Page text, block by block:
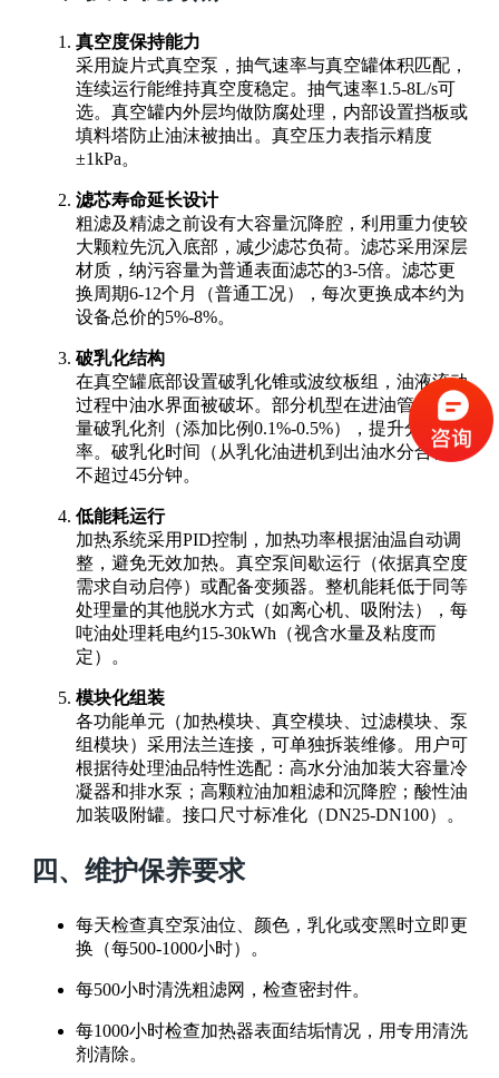
真空度保持能力
采用旋片式真空泵，抽气速率与真空罐体积匹配，
连续运行能维持真空度稳定。抽气速率1.5-8L/s可
选。真空罐内外层均做防腐处理，内部设置挡板或
填料塔防止油沫被抽出。真空压力表指示精度
±1kPa。
滤芯寿命延长设计
粗滤及精滤之前设有大容量沉降腔，利用重力使较
大颗粒先沉入底部，减少滤芯负荷。滤芯采用深层
材质，纳污容量为普通表面滤芯的3-5倍。滤芯更
换周期6-12个月（普通工况），每次更换成本约为
设备总价的5%-8%。
破乳化结构
在真空罐底部设置破乳化锥或波纹板组，油液流动
过程中油水界面被破坏。部分机型在进油管注入少
量破乳化剂（添加比例0.1%-0.5%），提升分离效
率。破乳化时间（从乳化油进机到出油水分合格）
不超过45分钟。
低能耗运行
加热系统采用PID控制，加热功率根据油温自动调
整，避免无效加热。真空泵间歇运行（依据真空度
需求自动启停）或配备变频器。整机能耗低于同等
处理量的其他脱水方式（如离心机、吸附法），每
吨油处理耗电约15-30kWh（视含水量及粘度而
定）。
模块化组装
各功能单元（加热模块、真空模块、过滤模块、泵
组模块）采用法兰连接，可单独拆装维修。用户可
根据待处理油品特性选配：高水分油加装大容量冷
凝器和排水泵；高颗粒油加粗滤和沉降腔；酸性油
加装吸附罐。接口尺寸标准化（DN25-DN100）。
四、维护保养要求
每天检查真空泵油位、颜色，乳化或变黑时立即更
换（每500-1000小时）。
每500小时清洗粗滤网，检查密封件。
每1000小时检查加热器表面结垢情况，用专用清洗
剂清除。